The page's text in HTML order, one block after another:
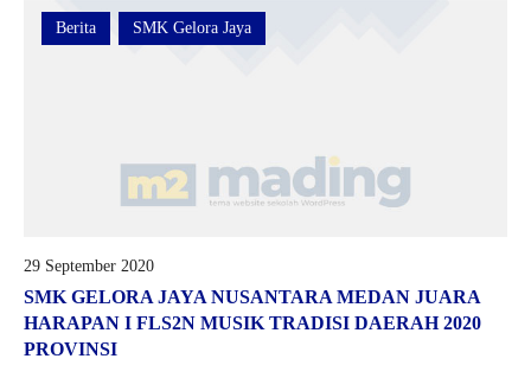
Berita SMK Gelora Jaya
29 September 2020
SMK GELORA JAYA NUSANTARA MEDAN JUARA
HARAPAN I FLS2N MUSIK TRADISI DAERAH 2020
PROVINSI